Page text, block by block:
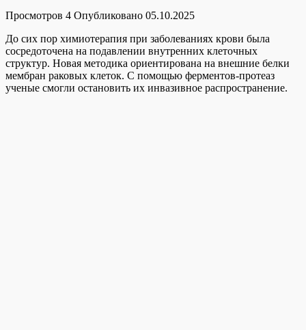
Просмотров 4 Опубликовано 05.10.2025
До сих пор химиотерапия при заболеваниях крови была
сосредоточена на подавлении внутренних клеточных
структур. Новая методика ориентирована на внешние белки
мембран раковых клеток. С помощью ферментов-протеаз
ученые смогли остановить их инвазивное распространение.